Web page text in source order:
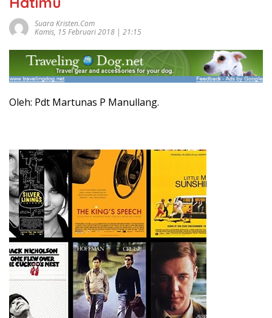
Suara Kristen.com
Kamis, 15 Februari 2018 | 21:15
Oleh: Pdt Martunas P Manullang.